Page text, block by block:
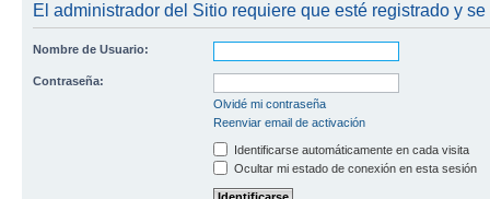
El administrador del Sitio requiere que esté registrado y
Nombre de Usuario:
Contraseña:
Olvidé mi contraseña
Reenviar email de activación
Identificarse automáticamente en cada visita
Ocultar mi estado de conexión en esta sesión